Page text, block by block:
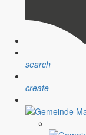
search
create